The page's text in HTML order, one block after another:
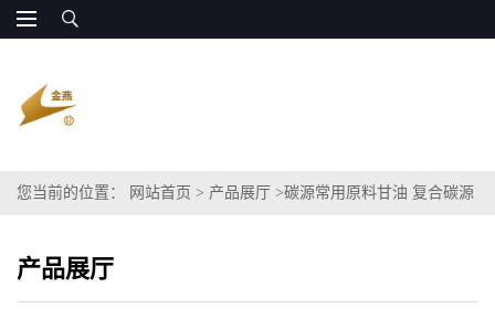
您当前的位置： 网站首页 > 产品展厅 >碳源常用原料甘油 复合碳源
产品展厅